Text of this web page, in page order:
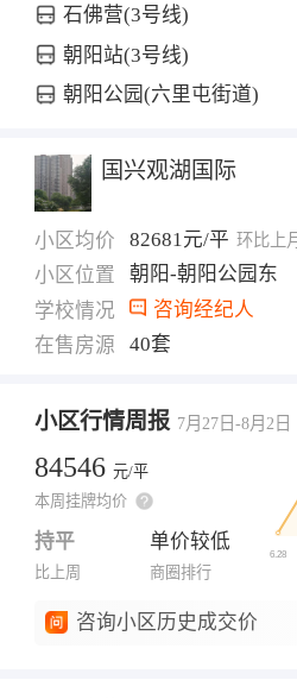
石佛营(3号线)
朝阳站(3号线)
朝阳公园(六里屯街道)
国兴观湖国际
小区均价 82681元/平 环比上
小区位置
朝阳-朝阳公园东
学校情况
咨询经纪人
在售房源
40套
小区行情周报 7月27日-8月2日
84546 元/平
本周挂牌均价
持平
比上周
单价较低
商圈排行
咨询小区历史成交价